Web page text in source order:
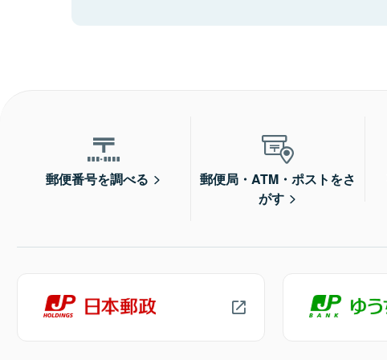
郵便番号を調べる
郵便局・ATM・ポストをさ
がす